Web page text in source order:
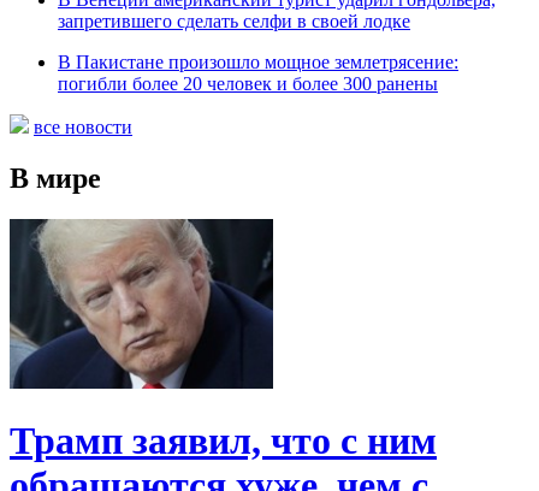
запретившего сделать селфи в своей лодке
В Пакистане произошло мощное землетрясение:
погибли более 20 человек и более 300 ранены
все новости
В мире
Трамп заявил, что с ним